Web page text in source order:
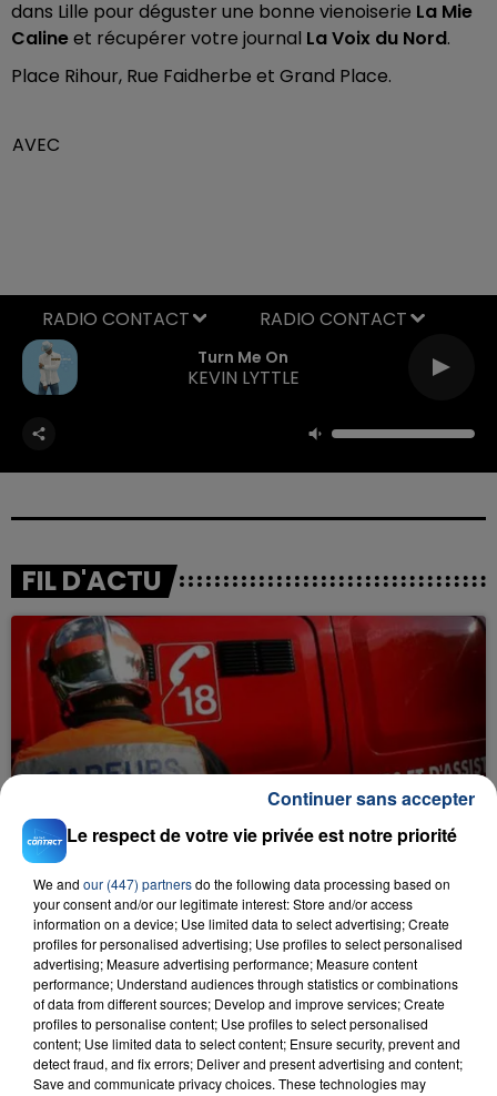
dans Lille pour déguster une bonne vienoiserie La Mie
Calineet récupérer votre journal La Voix du Nord.
Place Rihour, Rue Faidherbe et Grand Place.
AVEC
Turn Me On
KEVIN LYTTLE
RADIO CONTACT
FIL D'ACTU
INCENDIE MORTEL À LENS : UNE FEMME ET
SON BÉBÉ ENTRE LA VIE ET LA...
aspergé sa compagne et leur bébé de trois mois
d'un liquide inflammable.
20 juillet 2026
Le respect de votre vie privée est notre priorité
We and our (447) partnersdo the following data processing based on
your consent and/or our legitimate interest: Store and/or access
information on a device; Use limited data to select advertising; Create
profiles for personalised advertising; Use profiles to select personalised
advertising; Measure advertising performance; Measure content
performance; Understand audiences through statistics or combinations
of data from different sources; Develop and improve services; Create
profiles to personalise content; Use profiles to select personalised
content; Use limited data to select content; Ensure security, prevent and
detect fraud, and fix errors; Deliver and present advertising and content;
Save and communicate privacy choices. These technologies may
Continuer sans accepter